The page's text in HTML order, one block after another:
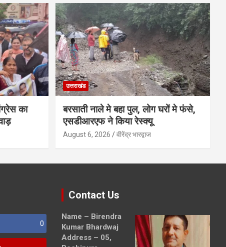
का
उत्तराखंड
बरसाती नाले मे बहा पुल, लोग घरों मे फंसे,
एसडीआरएफ ने किया रेस्क्यू
August 6, 2026 वीरेंद्र भारद्वाज
0
Contact Us
Name – Birendra
Kumar Bhardwaj
Address – 05,